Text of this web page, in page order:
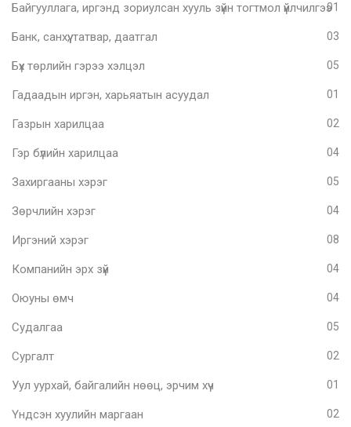
Байгууллага, иргэнд зориулсан хууль зүйн тогтмол үйлчилгээ01
Банк, санхүү, татвар, даатгал 03
Бүх төрлийн гэрээ хэлцэл 05
Гадаадын иргэн, харьяатын асуудал 01
Газрын харилцаа 02
Гэр бүлийн харилцаа 04
Захиргааны хэрэг 05
Зөрчлийн хэрэг 04
Иргэний хэрэг 08
Компанийн эрх зүй 04
Оюуны өмч 04
Судалгаа 05
Сургалт 02
Уул уурхай, байгалийн нөөц, эрчим хүч 01
Үндсэн хуулийн маргаан 02